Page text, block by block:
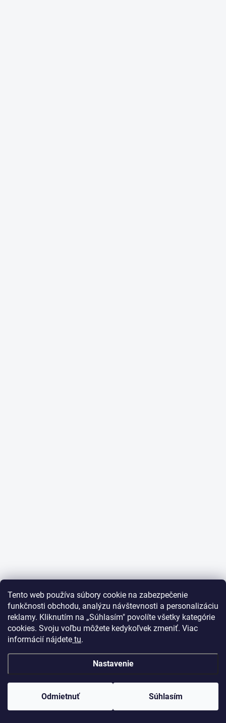
Tento web používa súbory cookie na zabezpečenie
funkčnosti obchodu, analýzu návštevnosti a personalizáciu
reklamy. Kliknutím na „Súhlasím" povolíte všetky kategórie
cookies. Svoju voľbu môžete kedykoľvek zmeniť. Viac
informácií nájdete tu.
Nastavenie
Odmietnuť Súhlasím